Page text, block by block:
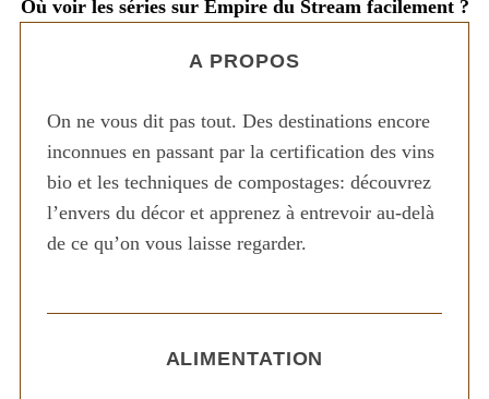
Où voir les séries sur Empire du Stream facilement ?
A PROPOS
On ne vous dit pas tout. Des destinations encore
inconnues en passant par la certification des vins
bio et les techniques de compostages: découvrez
l’envers du décor et apprenez à entrevoir au-delà
de ce qu’on vous laisse regarder.
ALIMENTATION